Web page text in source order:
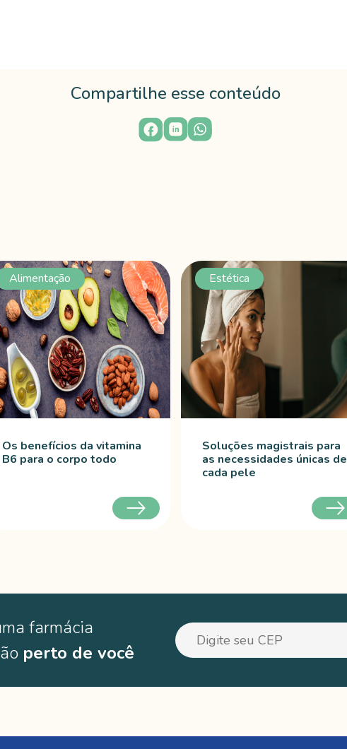
Compartilhe esse conteúdo
Alimentação
Os benefícios da vitamina
B6 para o corpo todo
Estética
Soluções magistrais para
as necessidades únicas de
cada pele
farmácia
perto de você